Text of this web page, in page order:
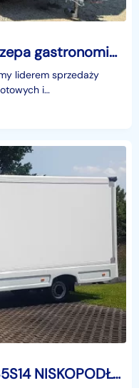
Niewiadów b3500 przyczepa gastronomiczne Niewiadów b3500
liderem sprzedaży
i
okazję! Zobaczcie
Iveco DAILY KONTENER 35S14 NISKOPODŁOGOWY 4,44x2,23x2,42 KAMPER FOODTRUCK BAR